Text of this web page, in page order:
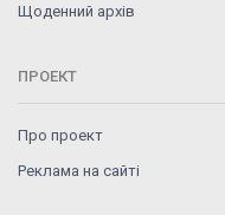
Щоденний архів
ПРОЕКТ
Про проект
Реклама на сайті